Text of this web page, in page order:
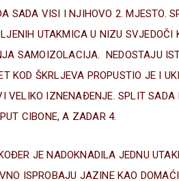
SADA VISI I NJIHOVO 2. MJESTO.
UTAKMICA U NIZU SVJEDOČI
SAMOIZOLACIJA. NEDOSTAJU
KOD ŠKRLJEVA PROPUSTIO JE I
VELIKO IZNENAĐENJE. SPLIT SADA
CIBONE, A ZADAR 4.
JE NADOKNADILA JEDNU
ISPROBAJU JAZINE KAO